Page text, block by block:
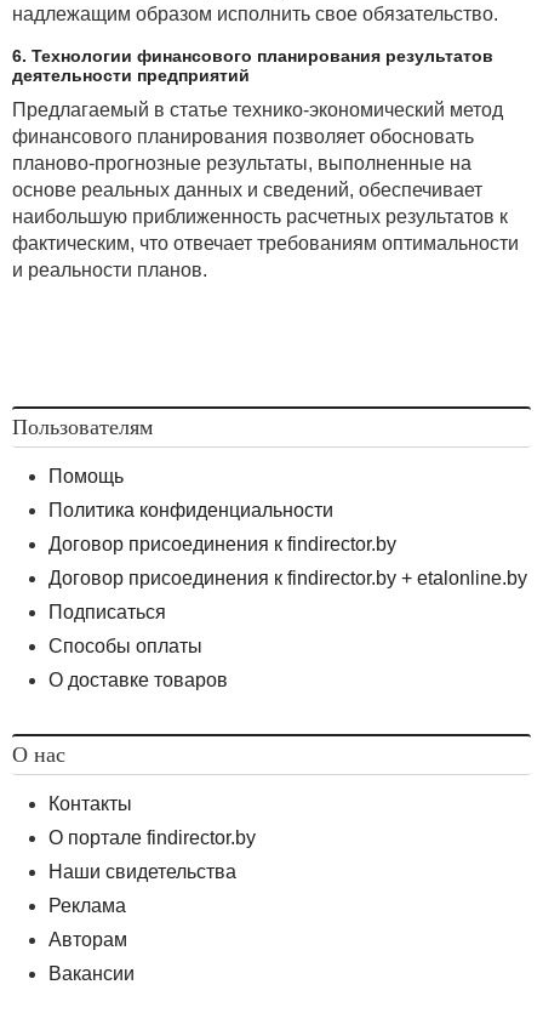
надлежащим образом исполнить свое обязательство.
6. Технологии финансового планирования результатов
деятельности предприятий
Предлагаемый в статье технико-экономический метод
финансового планирования позволяет обосновать
планово-прогнозные результаты, выполненные на
основе реальных данных и сведений, обеспечивает
наибольшую приближенность расчетных результатов к
фактическим, что отвечает требованиям оптимальности
и реальности планов.
Пользователям
Помощь
Политика конфиденциальности
Договор присоединения к findirector.by
Договор присоединения к findirector.by + etalonline.by
Подписаться
Способы оплаты
О доставке товаров
О нас
Контакты
О портале findirector.by
Наши свидетельства
Реклама
Авторам
Вакансии